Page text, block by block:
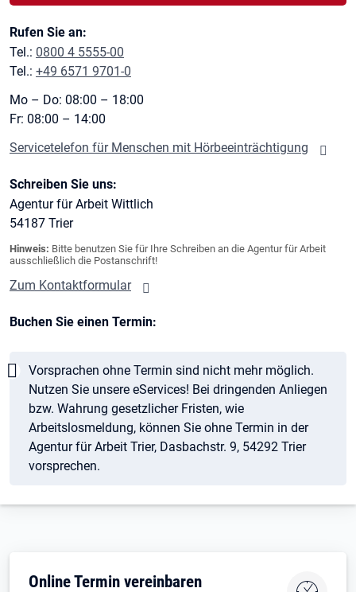
Rufen Sie an:
Tel.: 0800 4 5555-00
Tel.: +49 6571 9701-0
Mo – Do: 08:00 – 18:00
Fr: 08:00 – 14:00
Servicetelefon für Menschen mit Hörbeeinträchtigung
Schreiben Sie uns:
Agentur für Arbeit Wittlich
54187 Trier
Hinweis: Bitte benutzen Sie für Ihre Schreiben an die Agentur für Arbeit
ausschließlich die Postanschrift!
Zum Kontaktformular
Buchen Sie einen Termin:
Vorsprachen ohne Termin sind nicht mehr möglich.
Nutzen Sie unsere eServices! Bei dringenden Anliegen
bzw. Wahrung gesetzlicher Fristen, wie
Arbeitslosmeldung, können Sie ohne Termin in der
Agentur für Arbeit Trier, Dasbachstr. 9, 54292 Trier
vorsprechen.
Online Termin vereinbaren